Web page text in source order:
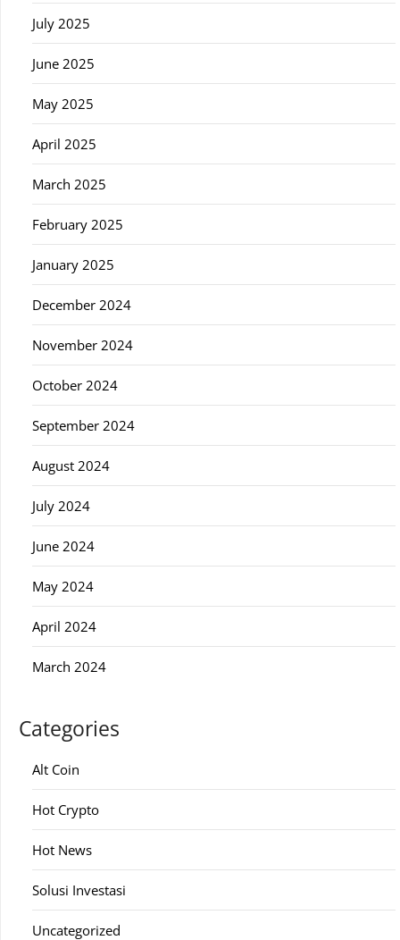
July 2025
June 2025
May 2025
April 2025
March 2025
February 2025
January 2025
December 2024
November 2024
October 2024
September 2024
August 2024
July 2024
June 2024
May 2024
April 2024
March 2024
Categories
Alt Coin
Hot Crypto
Hot News
Solusi Investasi
Uncategorized